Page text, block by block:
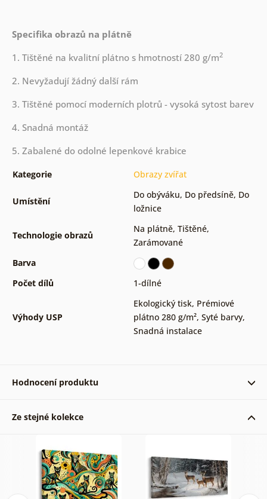
Specifika obrazů na plátně
1. Tištěné na kvalitní plátno s hmotností 280 g/m2
2. Nevyžadují žádný další rám
3. Tištěné pomocí moderních plotrů - vysoká sytost barev
4. Snadná montáž
5. Zabalené do odolné lepenkové krabice
Kategorie Obrazy zvířat
Umístění
Do obýváku, Do předsíně, Do
ložnice
Technologie obrazů
Na plátně, Tištěné,
Zarámované
Barva
Počet dílů
1-dílné
Výhody USP
Ekologický tisk, Prémiové
plátno 280 g/m², Syté barvy,
Snadná instalace
Hodnocení produktu
Ze stejné kolekce